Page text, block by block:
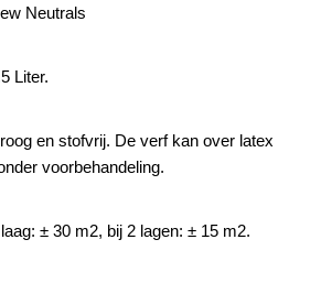
Neutrals
Liter.
en stofvrij. De verf kan over latex
voorbehandeling.
± 30 m2, bij 2 lagen: ± 15 m2.